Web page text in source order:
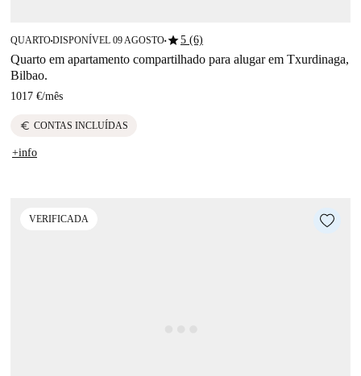
QUARTO■DISPONÍVEL 09 AGOSTO■star5 (6)
Quarto em apartamento compartilhado para alugar em Txurdinaga,
Bilbao.
1017 €/mês
euro CONTAS INCLUÍDAS
+info
VERIFICADA